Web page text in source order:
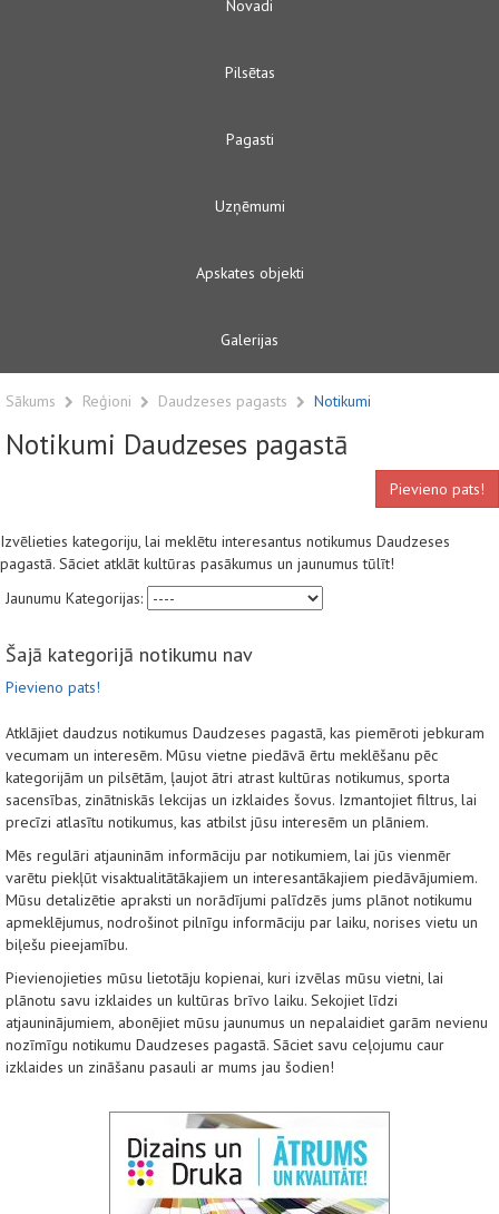
Novadi
Pilsētas
Pagasti
Uzņēmumi
Apskates objekti
Galerijas
Sākums Reģioni Daudzeses pagasts Notikumi
Notikumi Daudzeses pagastā
Pievieno pats!
Izvēlieties kategoriju, lai meklētu interesantus notikumus Daudzeses
pagastā. Sāciet atklāt kultūras pasākumus un jaunumus tūlīt!
Jaunumu Kategorijas:
Šajā kategorijā notikumu nav
Pievieno pats!
Atklājiet daudzus notikumus Daudzeses pagastā, kas piemēroti jebkuram
vecumam un interesēm. Mūsu vietne piedāvā ērtu meklēšanu pēc
kategorijām un pilsētām, ļaujot ātri atrast kultūras notikumus, sporta
sacensības, zinātniskās lekcijas un izklaides šovus. Izmantojiet filtrus, lai
precīzi atlasītu notikumus, kas atbilst jūsu interesēm un plāniem.
Mēs regulāri atjauninām informāciju par notikumiem, lai jūs vienmēr
varētu piekļūt visaktualitātākajiem un interesantākajiem piedāvājumiem.
Mūsu detalizētie apraksti un norādījumi palīdzēs jums plānot notikumu
apmeklējumus, nodrošinot pilnīgu informāciju par laiku, norises vietu un
biļešu pieejamību.
Pievienojieties mūsu lietotāju kopienai, kuri izvēlas mūsu vietni, lai
plānotu savu izklaides un kultūras brīvo laiku. Sekojiet līdzi
atjauninājumiem, abonējiet mūsu jaunumus un nepalaidiet garām nevienu
nozīmīgu notikumu Daudzeses pagastā. Sāciet savu ceļojumu caur
izklaides un zināšanu pasauli ar mums jau šodien!